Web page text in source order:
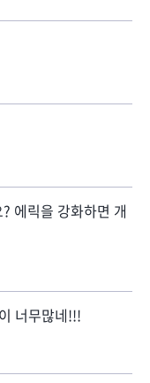
에릭을 강화하면 개
너무많네!!!